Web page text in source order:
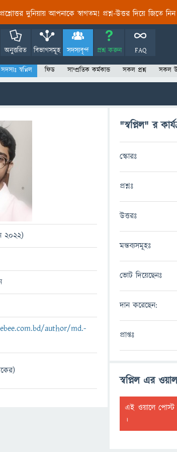
দুনিয়ায় আপনাকে স্বাগতম! প্রশ্ন-উত্তর দিয়ে জিতে নিন
অনুত্তরিত বিভাগসমূহ সদস্যবৃন্দ প্রশ্ন করুন FAQ
সদস্যঃ স্বপ্নিল ফিড সাম্প্রতিক কর্মকান্ড সকল প্রশ্ন সকল
2022)
author/md.-
"স্বপ্নিল" র
স্কোরঃ
প্রশ্নঃ
উত্তরঃ
মন্তব্যসমূহঃ
ভোট দিয়েছেনঃ
দান করেছেন:
প্রাপ্তঃ
স্বপ্নিল এর
এই ওয়ালে
।